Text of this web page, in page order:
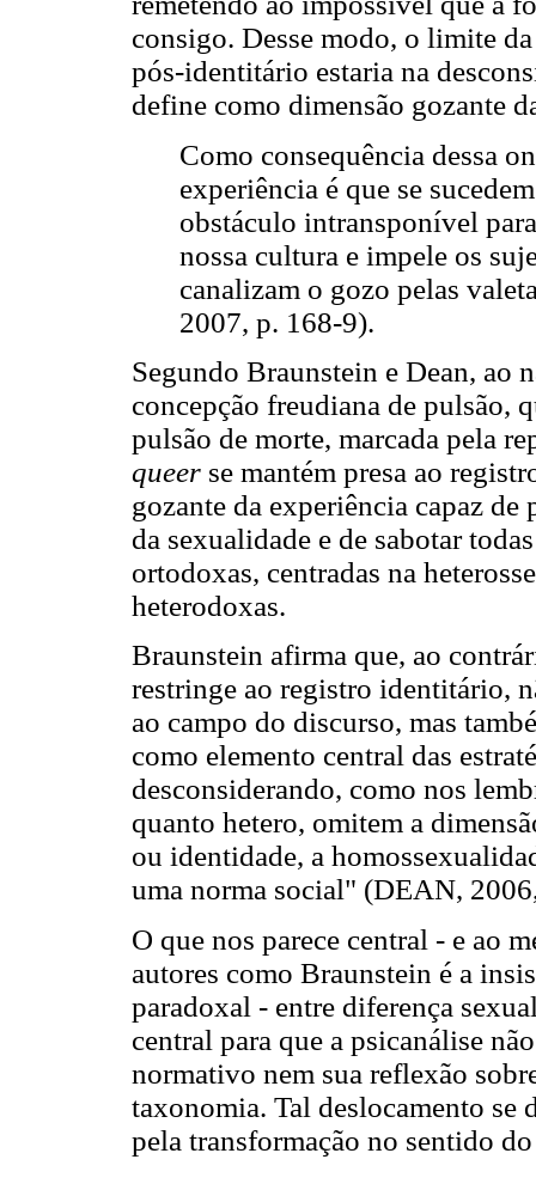
consigo. Desse modo, o limite
pós-identitário estaria na
define como dimensão gozante
Como consequência dessa
experiência é que se
obstáculo intransponível
nossa cultura e impele os
canalizam o gozo pelas
2007, p. 168-9).
Segundo Braunstein e Dean, ao
concepção freudiana de pulsão,
pulsão de morte, marcada pela
queer se mantém presa ao
gozante da experiência capaz
da sexualidade e de sabotar
ortodoxas, centradas na
heterodoxas.
Braunstein afirma que, ao
restringe ao registro identitário,
ao campo do discurso, mas
como elemento central das
desconsiderando, como nos
quanto hetero, omitem a
ou identidade, a
uma norma social" (DEAN,
O que nos parece central - e ao
autores como Braunstein é a
paradoxal - entre diferença
central para que a psicanálise
normativo nem sua reflexão
taxonomia. Tal deslocamento se
pela transformação no sentido